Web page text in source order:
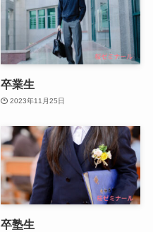
卒業生
2023年11月25日
卒塾生